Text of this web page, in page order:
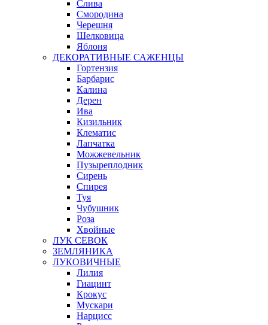
Слива
Смородина
Черешня
Шелковица
Яблоня
ДЕКОРАТИВНЫЕ САЖЕНЦЫ
Гортензия
Барбарис
Калина
Дерен
Ива
Кизильник
Клематис
Лапчатка
Можжевельник
Пузыреплодник
Сирень
Спирея
Туя
Чубушник
Роза
Хвойные
ЛУК СЕВОК
ЗЕМЛЯНИКА
ЛУКОВИЧНЫЕ
Лилия
Гиацинт
Крокус
Мускари
Нарцисс